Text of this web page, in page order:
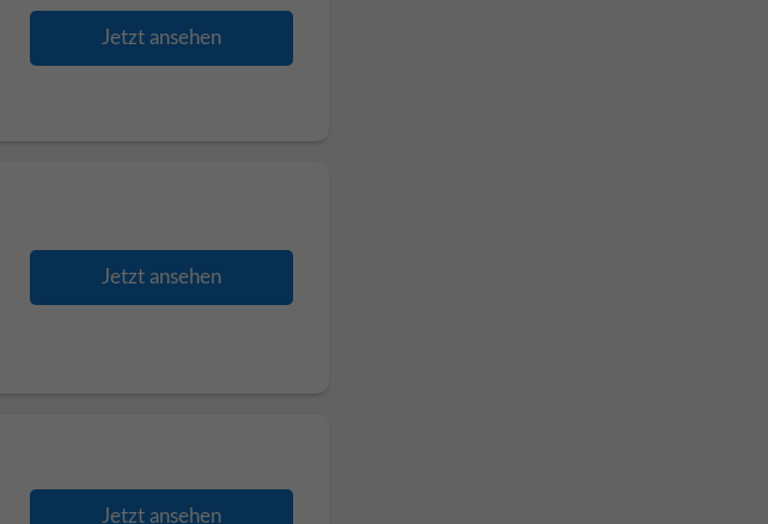
Jetzt ansehen
Jetzt ansehen
Jetzt ansehen